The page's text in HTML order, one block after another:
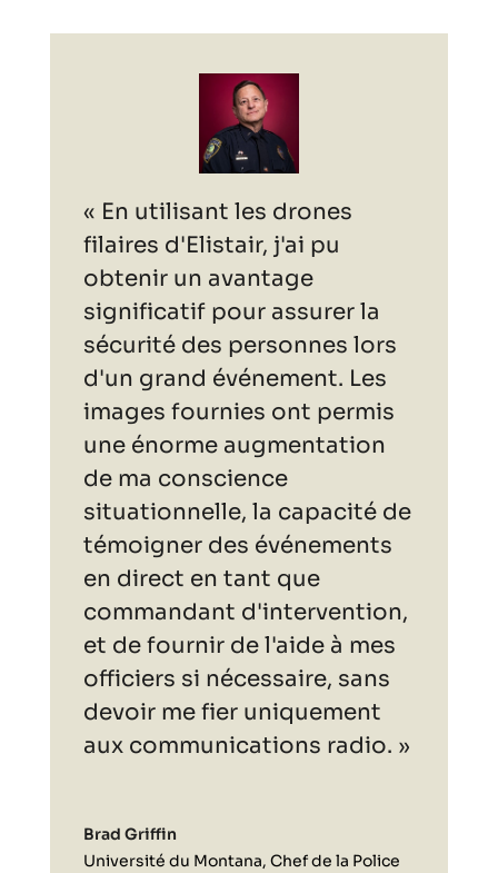
« En utilisant les drones
filaires d'Elistair, j'ai pu
obtenir un avantage
significatif pour assurer la
sécurité des personnes lors
d'un grand événement. Les
images fournies ont permis
une énorme augmentation
de ma conscience
situationnelle, la capacité de
témoigner des événements
en direct en tant que
commandant d'intervention,
et de fournir de l'aide à mes
officiers si nécessaire, sans
devoir me fier uniquement
aux communications radio. »
Brad Griffin
Université du Montana, Chef de la Police